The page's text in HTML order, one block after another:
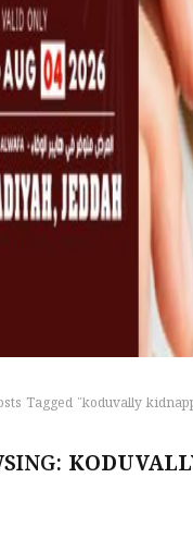
Tagged "koduvally